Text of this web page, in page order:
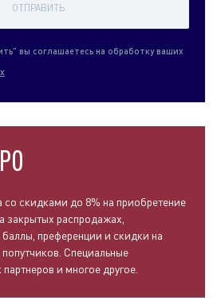
ОТПРАВИТЬ
вы соглашаетесь на обработку ваших
со скидками до 8% на приобретение
закрытых распродажах,
преференции и скидки на
Специальные
и многое другое.